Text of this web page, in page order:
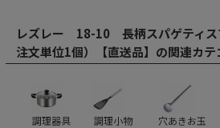
レズレー 18-10 長柄スパゲティス
注文単位1個）【直送品】の関連カテ
調理器具
調理小物
穴あきお玉